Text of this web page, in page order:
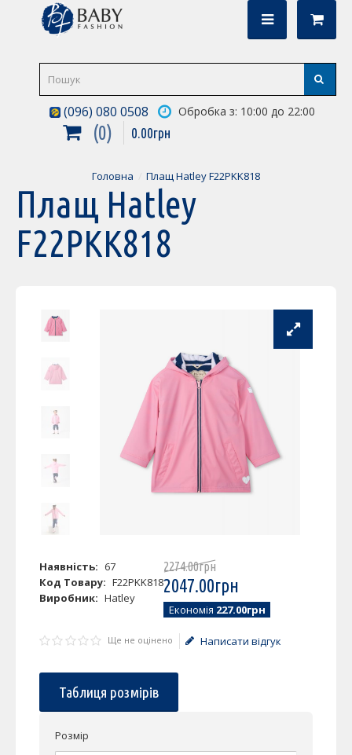
(096) 080 0508 Обробка з: 10:00 до 22:00
0 0.00грн
Головна Плащ Hatley F22PKK818
Плащ Hatley
F22PKK818
Наявність: 67
Код Товару: F22PKK818
Виробник: Hatley
2274.00грн
2047.00грн
Економія 227.00грн
Ще не оцінено Написати відгук
Таблиця розмірів
Розмір